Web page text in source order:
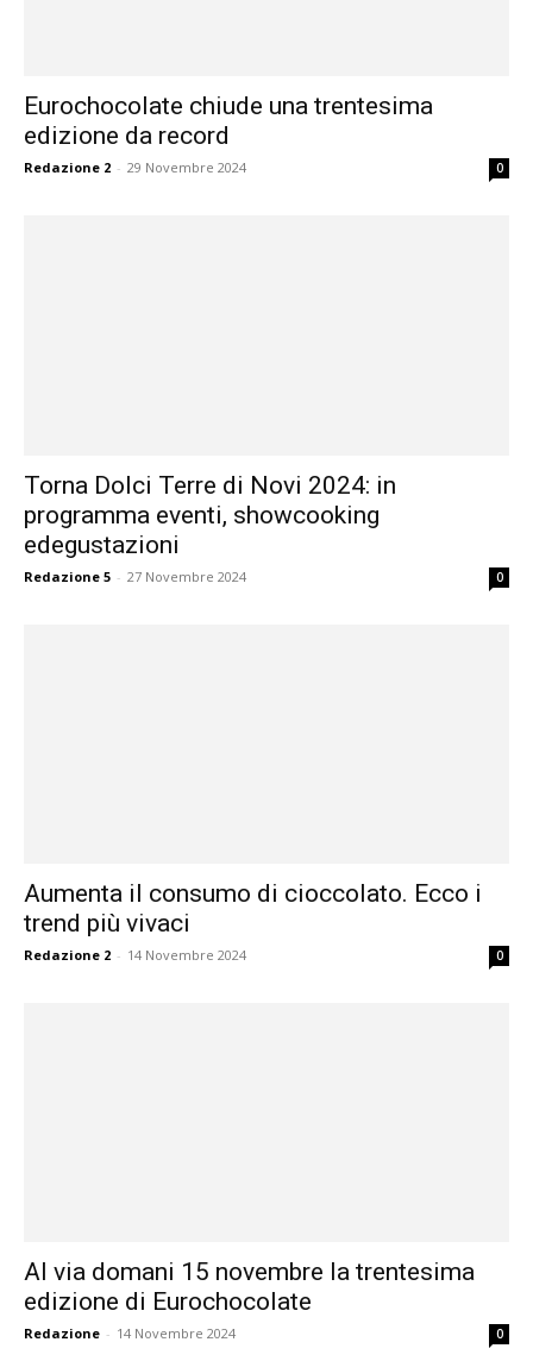
Eurochocolate chiude una trentesima
edizione da record
Redazione 2 - 29 Novembre 2024 0
Torna Dolci Terre di Novi 2024: in
programma eventi, showcooking
edegustazioni
Redazione 5 - 27 Novembre 2024 0
Aumenta il consumo di cioccolato. Ecco i
trend più vivaci
Redazione 2 - 14 Novembre 2024 0
Al via domani 15 novembre la trentesima
edizione di Eurochocolate
Redazione - 14 Novembre 2024 0